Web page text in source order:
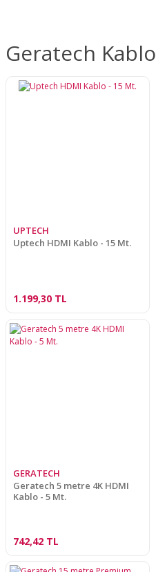
Geratech Kablo
UPTECH
Uptech HDMI Kablo - 15 Mt.
1.199,30 TL
GERATECH
Geratech 5 metre 4K HDMI
Kablo - 5 Mt.
742,42 TL